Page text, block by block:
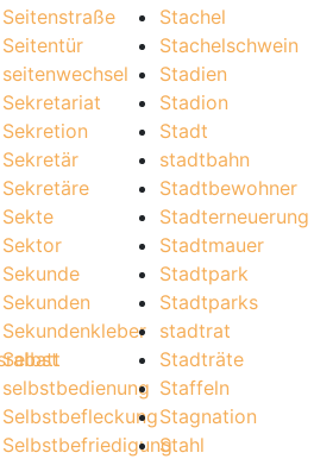
Seitenstraße
Seitentür
seitenwechsel
Sekretariat
Sekretion
Sekretär
Sekretäre
Sekte
Sektor
Sekunde
Sekunden
Sekundenkleber
Selbst
selbstbedienung
Selbstbefleckung
Selbstbefriedigung
Stachel
Stachelschwein
Stadien
Stadion
Stadt
stadtbahn
Stadtbewohner
Stadterneuerung
Stadtmauer
Stadtpark
Stadtparks
stadtrat
Stadträte
Staffeln
Stagnation
Stahl